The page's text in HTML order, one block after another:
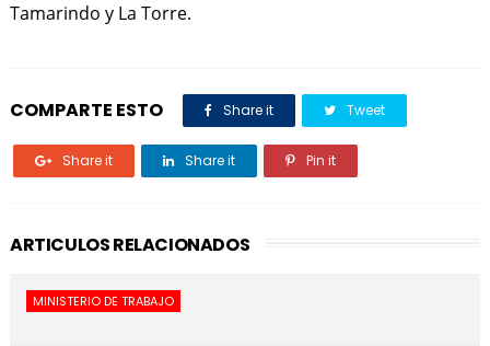
Tamarindo y La Torre.
COMPARTE ESTO Share it Tweet
Share it Share it Pin it
ARTICULOS RELACIONADOS
MINISTERIO DE TRABAJO